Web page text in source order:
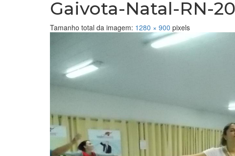
Gaivota-Natal-RN-
Tamanho total da imagem: 1280 × 900 pixels